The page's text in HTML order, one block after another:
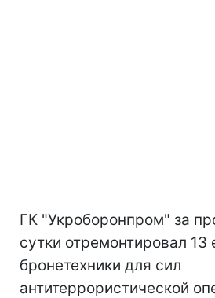
ГК "Укроборонпром" за
сутки отремонтировал 13
бронетехники для сил
антитеррористической